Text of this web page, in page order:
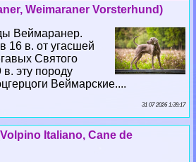
Weimaraner Vorsterhund)
Веймаранер.
16 в. от угасшей
Святого
эту породу
Веймарские....
31 07 2026 1:39:17
Italiano, Cane de